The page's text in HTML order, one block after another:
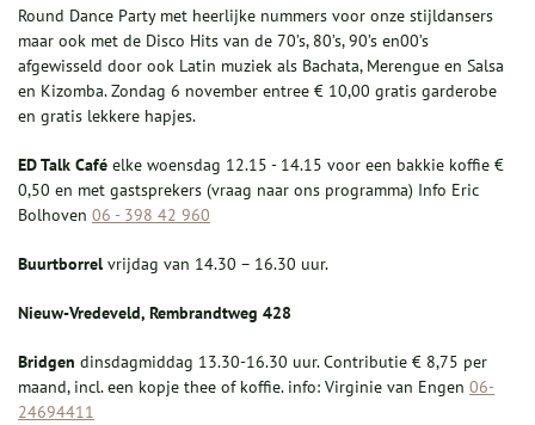
Round Dance Party met heerlijke nummers voor onze stijldansers
maar ook met de Disco Hits van de 70’s, 80’s, 90’s en00’s
afgewisseld door ook Latin muziek als Bachata, Merengue en Salsa
en Kizomba. Zondag 6 november entree € 10,00 gratis garderobe
en gratis lekkere hapjes.
ED Talk Café elke woensdag 12.15 - 14.15 voor een bakkie koffie €
0,50 en met gastsprekers (vraag naar ons programma) Info Eric
Bolhoven 06 - 398 42 960
Buurtborrel vrijdag van 14.30 – 16.30 uur.
Nieuw-Vredeveld, Rembrandtweg 428
Bridgen dinsdagmiddag 13.30-16.30 uur. Contributie € 8,75 per
maand, incl. een kopje thee of koffie. info: Virginie van Engen 06-
24694411